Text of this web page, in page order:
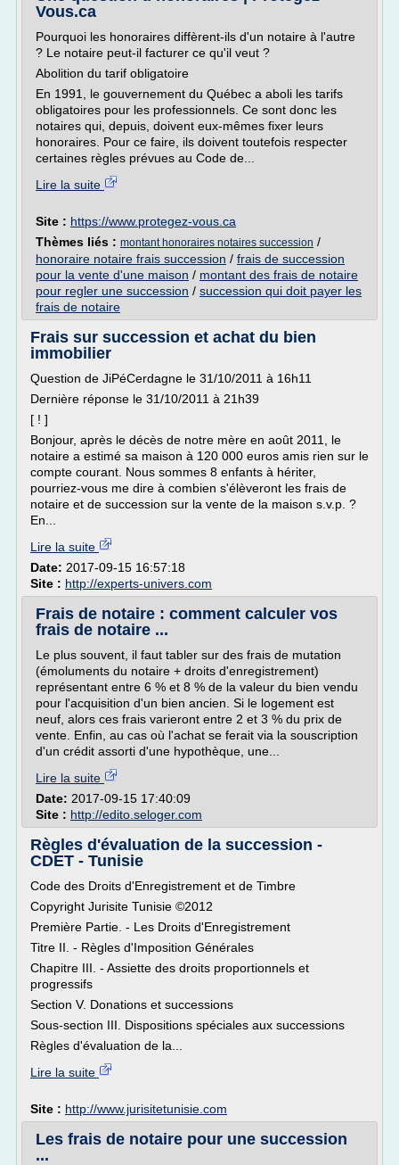
Vous.ca
Pourquoi les honoraires diffèrent-ils d'un notaire à l'autre
? Le notaire peut-il facturer ce qu'il veut ?
Abolition du tarif obligatoire
En 1991, le gouvernement du Québec a aboli les tarifs
obligatoires pour les professionnels. Ce sont donc les
notaires qui, depuis, doivent eux-mêmes fixer leurs
honoraires. Pour ce faire, ils doivent toutefois respecter
certaines règles prévues au Code de...
Lire la suite
Site : https://www.protegez-vous.ca
Thèmes liés : montant honoraires notaires succession /
honoraire notaire frais succession / frais de succession
pour la vente d'une maison / montant des frais de notaire
pour regler une succession / succession qui doit payer les
frais de notaire
Frais sur succession et achat du bien
immobilier
Question de JiPéCerdagne le 31/10/2011 à 16h11
Dernière réponse le 31/10/2011 à 21h39
[ ! ]
Bonjour, après le décès de notre mère en août 2011, le
notaire a estimé sa maison à 120 000 euros amis rien sur le
compte courant. Nous sommes 8 enfants à hériter,
pourriez-vous me dire à combien s'élèveront les frais de
notaire et de succession sur la vente de la maison s.v.p. ?
En...
Lire la suite
Date: 2017-09-15 16:57:18
Site : http://experts-univers.com
Frais de notaire : comment calculer vos
frais de notaire ...
Le plus souvent, il faut tabler sur des frais de mutation
(émoluments du notaire + droits d'enregistrement)
représentant entre 6 % et 8 % de la valeur du bien vendu
pour l'acquisition d'un bien ancien. Si le logement est
neuf, alors ces frais varieront entre 2 et 3 % du prix de
vente. Enfin, au cas où l'achat se ferait via la souscription
d'un crédit assorti d'une hypothèque, une...
Lire la suite
Date: 2017-09-15 17:40:09
Site : http://edito.seloger.com
Règles d'évaluation de la succession -
CDET - Tunisie
Code des Droits d'Enregistrement et de Timbre
Copyright Jurisite Tunisie ©2012
Première Partie. - Les Droits d'Enregistrement
Titre II. - Règles d'Imposition Générales
Chapitre III. - Assiette des droits proportionnels et
progressifs
Section V. Donations et successions
Sous-section III. Dispositions spéciales aux successions
Règles d'évaluation de la...
Lire la suite
Site : http://www.jurisitetunisie.com
Les frais de notaire pour une succession
...